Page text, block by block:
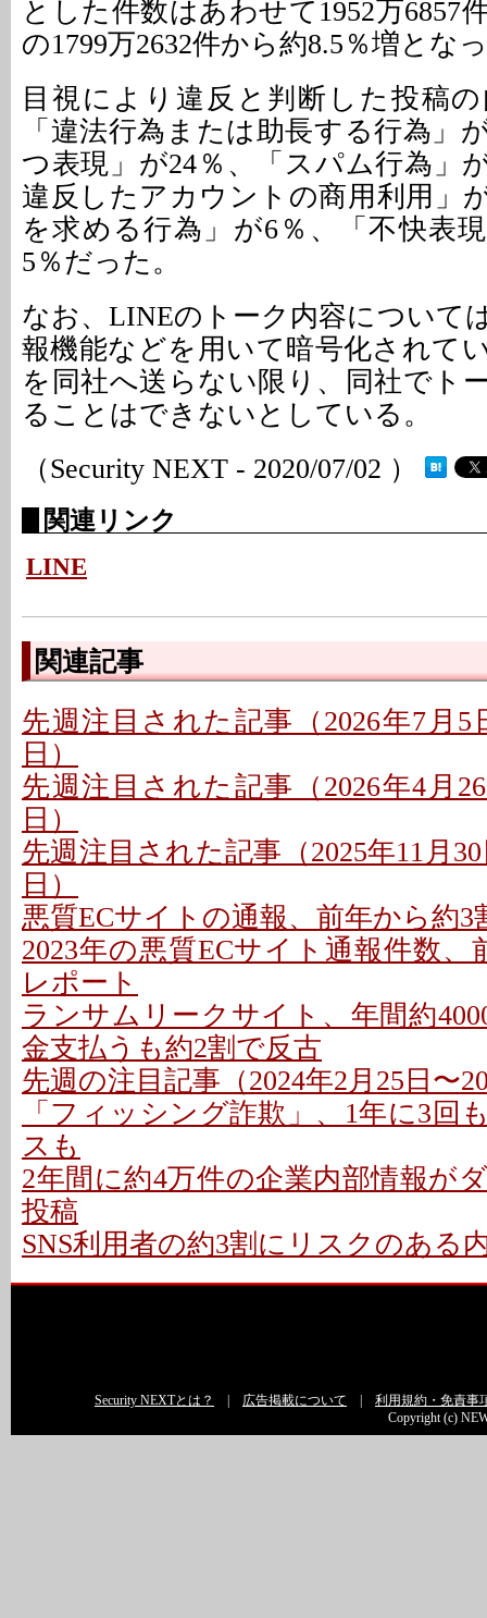
とした件数はあわせて1952万6857
の1799万2632件から約8.5％増とな
目視により違反と判断した投稿
「違法行為または助長する行為」
つ表現」が24％、「スパム行為」
違反したアカウントの商用利用」
を求める行為」が6％、「不快表
5％だった。
なお、LINEのトーク内容について
報機能などを用いて暗号化されて
を同社へ送らない限り、同社でト
ることはできないとしている。
（Security NEXT - 2020/07/02 ）
関連リンク
LINE
関連記事
先週注目された記事（2026年7月5
日）
先週注目された記事（2026年4月
日）
先週注目された記事（2025年11月
日）
悪質ECサイトの通報、前年から約3
2023年の悪質ECサイト通報件数、
レポート
ランサムリークサイト、年間約
金支払うも約2割で反古
先週の注目記事（2024年2月25日〜
「フィッシング詐欺」、1年に3回
スも
2年間に約4万件の企業内部情報が
投稿
SNS利用者の約3割にリスクのある
Security NEXTとは？ 広告掲載について
利用規約・免責事
Copyright (c)